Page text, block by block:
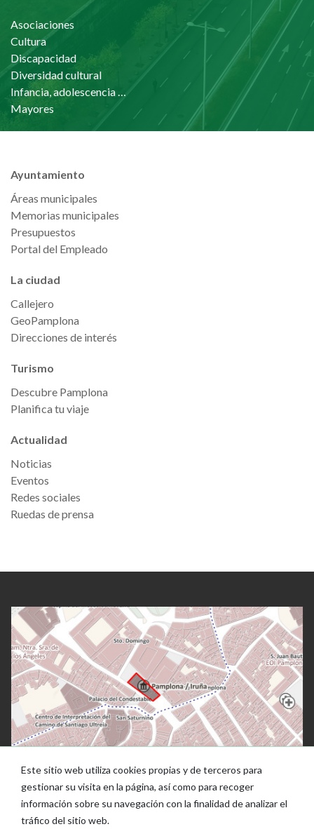
Asociaciones
Cultura
Discapacidad
Diversidad cultural
Infancia, adolescencia y familia
Mayores
Ayuntamiento
Áreas municipales
Memorias municipales
Presupuestos
Portal del Empleado
La ciudad
Callejero
GeoPamplona
Direcciones de interés
Turismo
Descubre Pamplona
Planifica tu viaje
Actualidad
Noticias
Eventos
Redes sociales
Ruedas de prensa
Este sitio web utiliza cookies propias y de terceros para
gestionar su visita en la página, así como para recoger
información sobre su navegación con la finalidad de analizar el
tráfico del sitio web.